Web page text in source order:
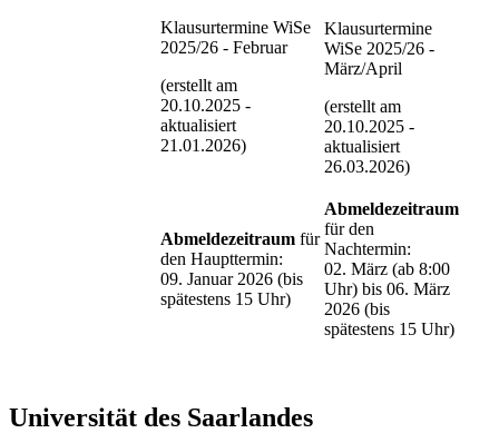
Klausurtermine WiSe
2025/26 - Februar
(erstellt am
20.10.2025 -
aktualisiert
21.01.2026)
Klausurtermine
WiSe 2025/26 -
März/April
(erstellt am
20.10.2025 -
aktualisiert
26.03.2026)
Abmeldezeitraum für
den Haupttermin:
09. Januar 2026 (bis
spätestens 15 Uhr)
Abmeldezeitraum
für den
Nachtermin:
02. März (ab 8:00
Uhr) bis 06. März
2026 (bis
spätestens 15 Uhr)
Universität des Saarlandes